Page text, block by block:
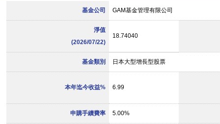
基金公司 GAM基金管理有限公司
淨值
(2026/07/22)
18.74040
基金類別 日本大型增長型股票
本年迄今收益% 6.99
申購手續費率 5.00%